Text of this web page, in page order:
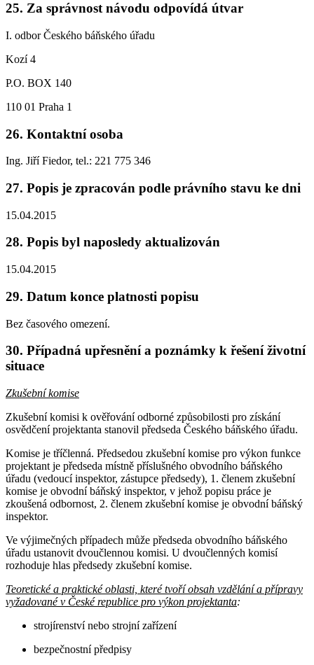
25. Za správnost návodu odpovídá útvar
I. odbor Českého báňského úřadu
Kozí 4
P.O. BOX 140
110 01 Praha 1
26. Kontaktní osoba
Ing. Jiří Fiedor, tel.: 221 775 346
27. Popis je zpracován podle právního stavu ke dni
15.04.2015
28. Popis byl naposledy aktualizován
15.04.2015
29. Datum konce platnosti popisu
Bez časového omezení.
30. Případná upřesnění a poznámky k řešení životní
situace
Zkušební komise
Zkušební komisi k ověřování odborné způsobilosti pro získání
osvědčení projektanta stanovil předseda Českého báňského úřadu.
Komise je tříčlenná. Předsedou zkušební komise pro výkon funkce
projektant je předseda místně příslušného obvodního báňského
úřadu (vedoucí inspektor, zástupce předsedy), 1. členem zkušební
komise je obvodní báňský inspektor, v jehož popisu práce je
zkoušená odbornost, 2. členem zkušební komise je obvodní báňský
inspektor.
Ve výjimečných případech může předseda obvodního báňského
úřadu ustanovit dvoučlennou komisi. U dvoučlenných komisí
rozhoduje hlas předsedy zkušební komise.
Teoretické a praktické oblasti, které tvoří obsah vzdělání a přípravy
vyžadované v České republice pro výkon projektanta:
strojírenství nebo strojní zařízení
bezpečnostní předpisy